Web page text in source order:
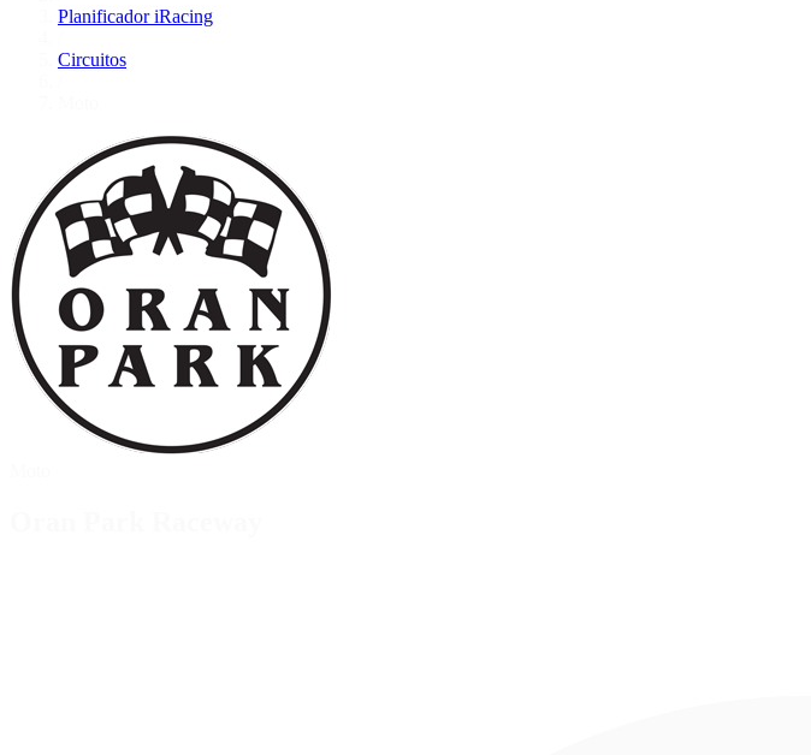
Planificador iRacing
Circuitos